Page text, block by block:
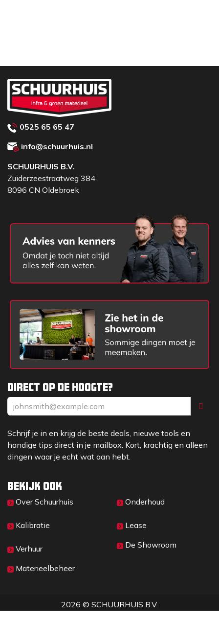
Direct op de hoogte?
Schrijf je in en krijg de beste deals, nieuwe tools en
handige tips direct in je mailbox. Kort, krachtig en alleen
dingen waar je echt wat aan hebt.
Bekijk ook
Over Sc​huurhuis
Kalibratie
Verhuur
Materieelbeheer
Onderhoud
Lease
De Showroom
0525 65 65 47
info@schuurhuis.nl
SCHUURHUIS B.V.
Zuiderzeestraatweg 384
8096 CN Oldebroek
2026 © SCHUURHUIS B.V.